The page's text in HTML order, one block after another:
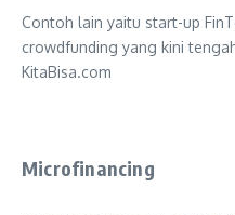
Contoh lain yaitu start-up
crowdfunding yang kini
KitaBisa.com
Microfinancing